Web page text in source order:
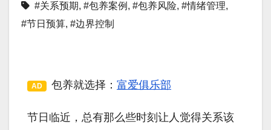
#关系预期, #包养案例 , #包养风险, #情绪管理,
#节日预算, #边界控制
AD 包养就选择： 富爱俱乐部
节日临近，总有那么些时刻让人觉得关系该